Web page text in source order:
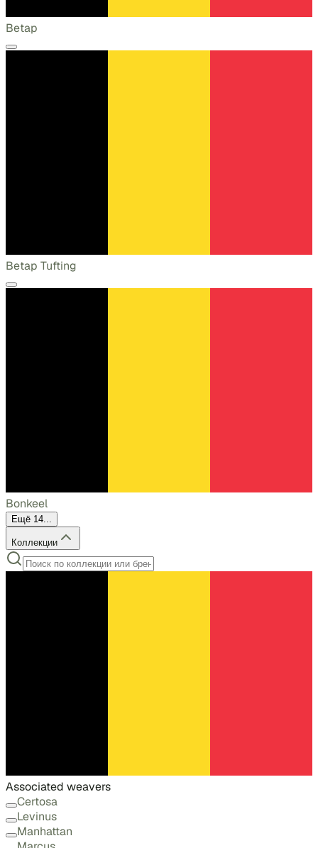
Betap
Betap Tufting
Bonkeel
Ещё 14...
Коллекции
Associated weavers
Certosa
Levinus
Manhattan